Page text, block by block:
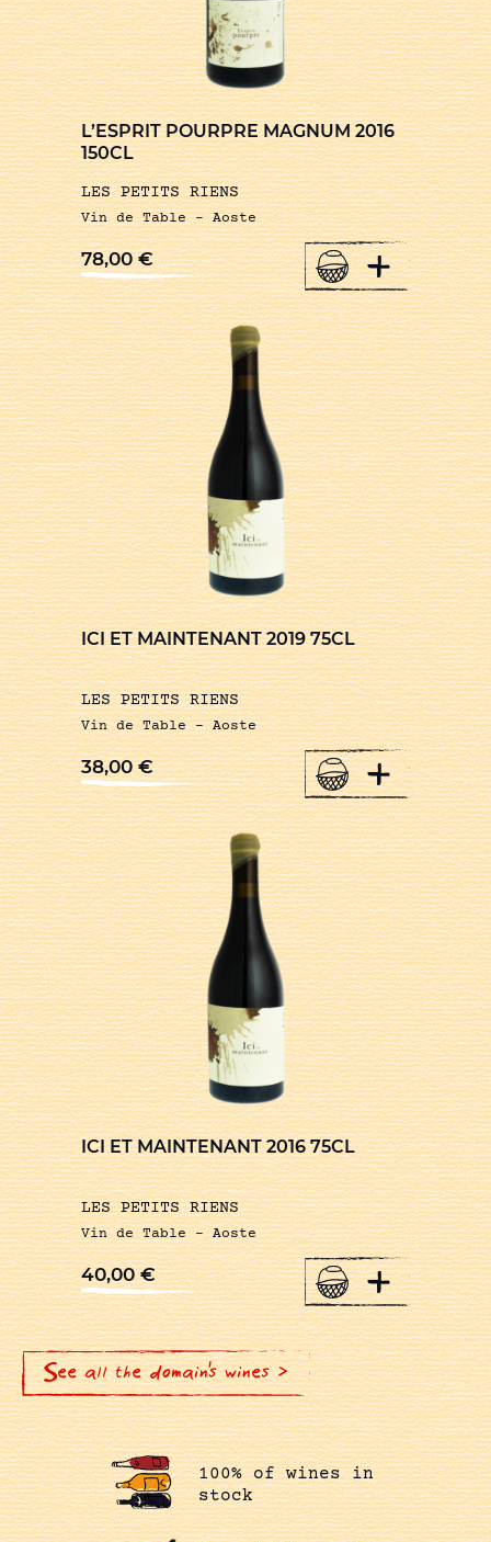
L’ESPRIT POURPRE MAGNUM 2016
150CL
LES PETITS RIENS
Vin de Table – Aoste
78,00€ +
ICI ET MAINTENANT 2019 75CL
LES PETITS RIENS
Vin de Table – Aoste
38,00€ +
ICI ET MAINTENANT 2016 75CL
LES PETITS RIENS
Vin de Table – Aoste
40,00€ +
See all the domain's wines >
100% of wines in
stock